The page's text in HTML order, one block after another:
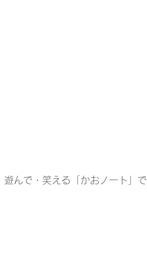
んで・笑える「かおノート」で